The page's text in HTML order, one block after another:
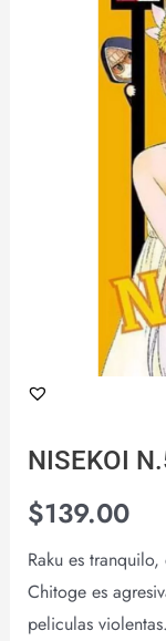
NISEKOI
$139.00
Raku es
Chitoge es
peliculas